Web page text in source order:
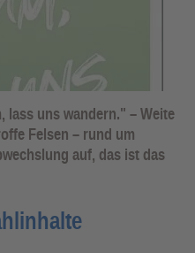
lass uns wandern." – Weite
Felsen – rund um
auf, das ist das